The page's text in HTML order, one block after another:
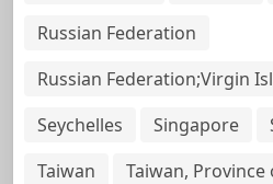
Russian Federation
Russian Federation;Virgin
Seychelles
Singapore
Taiwan
Taiwan, Province